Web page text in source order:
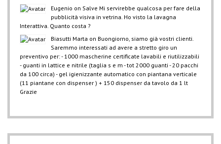
Eugenio on Salve Mi servirebbe qualcosa per fare della
pubblicità visiva in vetrina. Ho visto la lavagna
Interattiva. Quanto costa ?
Biasutti Marta on Buongiorno, siamo già vostri clienti.
Saremmo interessati ad avere a stretto giro un
preventivo per: - 1000 mascherine certificate lavabili e riutilizzabili
- guanti in lattice e nitrile (taglia s e m - tot 2000 guanti - 20 pacchi
da 100 circa) - gel igienizzante automatico con piantana verticale
(11 piantane con dispenser ) + 150 dispenser da tavolo da 1 lt
Grazie